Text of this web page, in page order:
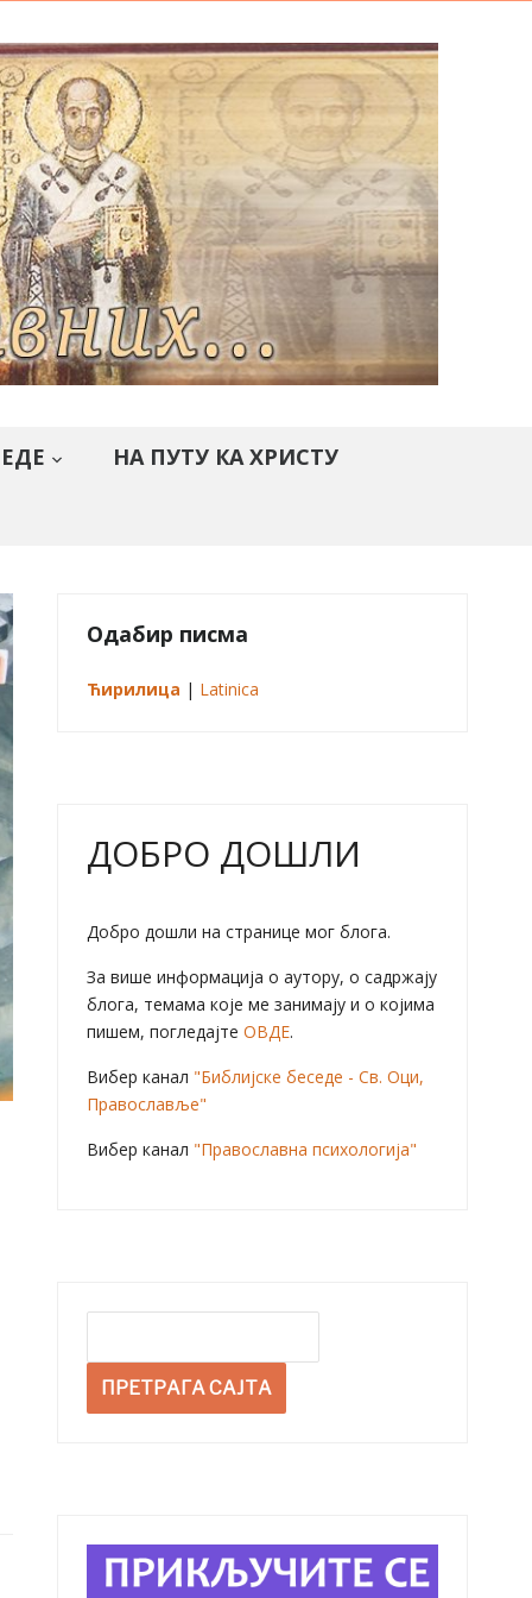
НА ПУТУ КА ХРИСТУ
Одабир писма
Ћирилица | Latinica
ДОБРО ДОШЛИ
Добро дошли на странице мог блога.
За више информација о аутору, о садржају
блога, темама које ме занимају и о којима
пишем, погледајтеОВДЕ.
Вибер канал "Библијске беседе - Св. Оци,
Православље"
Вибер канал "Православна психологија"